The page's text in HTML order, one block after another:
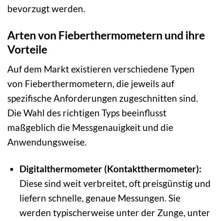
bevorzugt werden.
Arten von Fieberthermometern und ihre
Vorteile
Auf dem Markt existieren verschiedene Typen
von Fieberthermometern, die jeweils auf
spezifische Anforderungen zugeschnitten sind.
Die Wahl des richtigen Typs beeinflusst
maßgeblich die Messgenauigkeit und die
Anwendungsweise.
Digitalthermometer (Kontaktthermometer):
Diese sind weit verbreitet, oft preisgünstig und
liefern schnelle, genaue Messungen. Sie
werden typischerweise unter der Zunge, unter